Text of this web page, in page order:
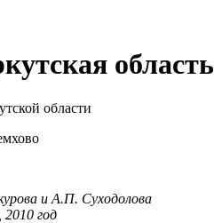
область
области
и А.П. Суходолова
год